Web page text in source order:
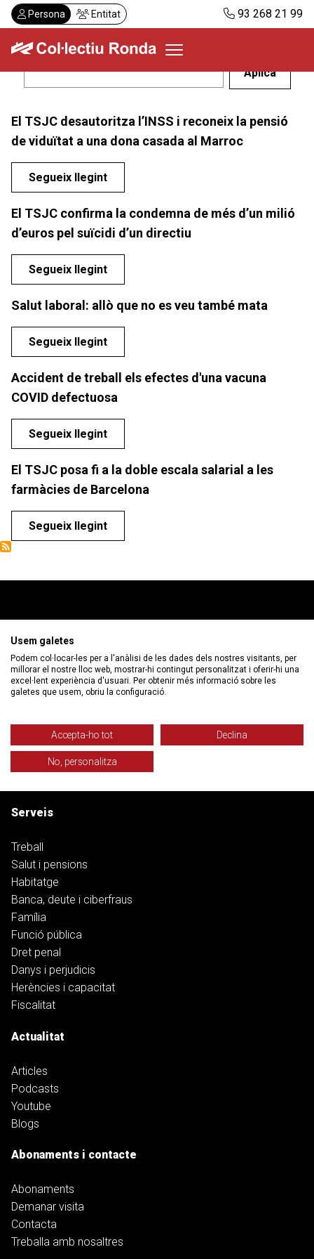
Vés
al
contingut
Persona Entitat 93 268 21 99
Serveis
Actualitat
Despatxos
Demanar visita
Abonaments
CA ES
El TSJC desautoritza l’INSS i reconeix la pensió
de viduïtat a una dona casada al Marroc
Segueix llegint
El TSJC confirma la condemna de més d’un milió
d’euros pel suïcidi d’un directiu
Segueix llegint
Salut laboral: allò que no es veu també mata
Segueix llegint
Accident de treball els efectes d'una vacuna
COVID defectuosa
Segueix llegint
El TSJC posa fi a la doble escala salarial a les
farmàcies de Barcelona
Segueix llegint
Col·lectiu Ronda
Qui som
Despatxos
Equip
Transparència i responsabilitat social
Serveis
Treball
Salut i pensions
Habitatge
Banca, deute i ciberfraus
Família
Funció pública
Dret penal
Danys i perjudicis
Herències i capacitat
Fiscalitat
Actualitat
Articles
Podcasts
Youtube
Blogs
Abonaments i contacte
Abonaments
Demanar visita
Contacta
Treballa amb nosaltres
Usem galetes
Podem col·locar-les per a l'anàlisi de les dades dels nostres visitants, per
millorar el nostre lloc web, mostrar-hi contingut personalitzat i oferir-hi una
excel·lent experiència d'usuari. Per obtenir més informació sobre les
galetes que usem, obriu la configuració.
Accepta-ho tot Declina
No, personalitza